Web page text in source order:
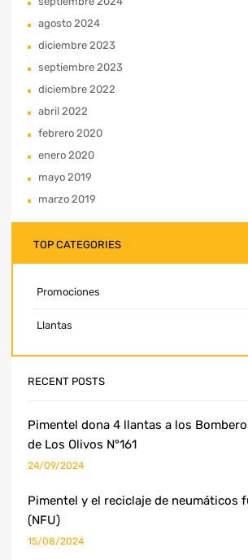
agosto 2024
diciembre 2023
septiembre 2023
diciembre 2022
abril 2022
febrero 2020
enero 2020
mayo 2019
marzo 2019
TOP CATEGORIES
Promociones
Llantas
RECENT POSTS
Pimentel dona 4 llantas a los
de Los Olivos N°161
24/09/2024
Pimentel y el reciclaje de neumáticos
(NFU)
15/08/2024